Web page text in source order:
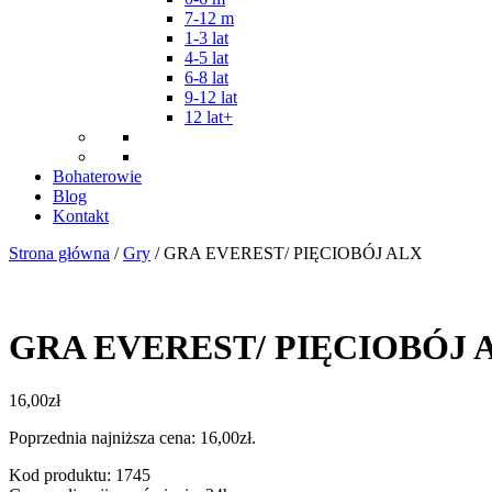
7-12 m
1-3 lat
4-5 lat
6-8 lat
9-12 lat
12 lat+
Bohaterowie
Blog
Kontakt
Strona główna /Gry / GRA EVEREST/ PIĘCIOBÓJ ALX
GRA EVEREST/ PIĘCIOBÓJ
16,00zł
Poprzednia najniższa cena: 16,00zł.
Kod produktu: 1745